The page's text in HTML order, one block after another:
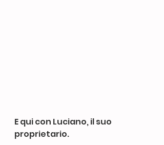
E qui con Luciano, il suo
proprietario.